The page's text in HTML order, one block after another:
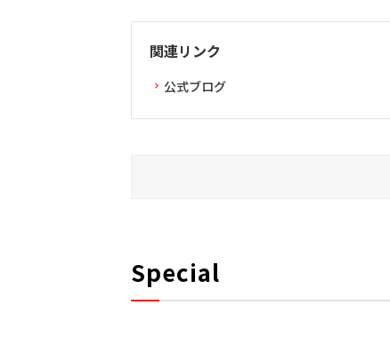
関連リンク
公式ブログ
Special